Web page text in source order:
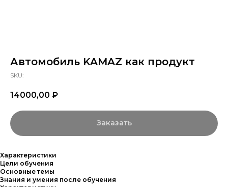
Автомобиль KAMAZ как продукт
SKU:
14000,00 ₽
Заказать
Характеристики
Цели обучения
Основные темы
Знания и умения после обучения